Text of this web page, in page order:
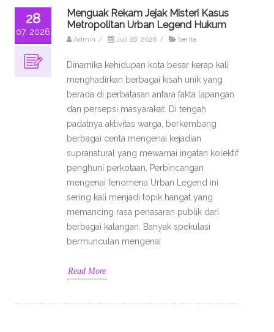
28
07, 2026
Menguak Rekam Jejak Misteri Kasus
Metropolitan Urban Legend Hukum
Admin / Juli 28, 2026 / berita
Dinamika kehidupan kota besar kerap kali
menghadirkan berbagai kisah unik yang
berada di perbatasan antara fakta lapangan
dan persepsi masyarakat. Di tengah
padatnya aktivitas warga, berkembang
berbagai cerita mengenai kejadian
supranatural yang mewarnai ingatan kolektif
penghuni perkotaan. Perbincangan
mengenai fenomena Urban Legend ini
sering kali menjadi topik hangat yang
memancing rasa penasaran publik dari
berbagai kalangan. Banyak spekulasi
bermunculan mengenai
Read More